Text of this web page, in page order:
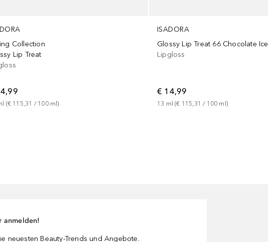
Collection
Lip Treat
(€ 115,31 / 100 ml)
ISADORA
Glossy Lip Treat 66 Chocolate Ice
Lipgloss
€ 14,99
13 ml (€ 115,31 / 100 ml )
anmelden!
neuesten Beauty-Trends und Angebote.